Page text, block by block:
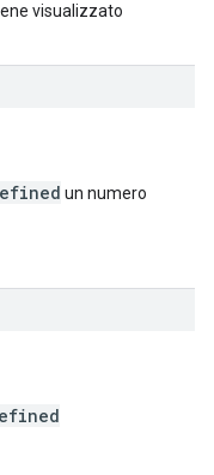
visualizzato
un numero